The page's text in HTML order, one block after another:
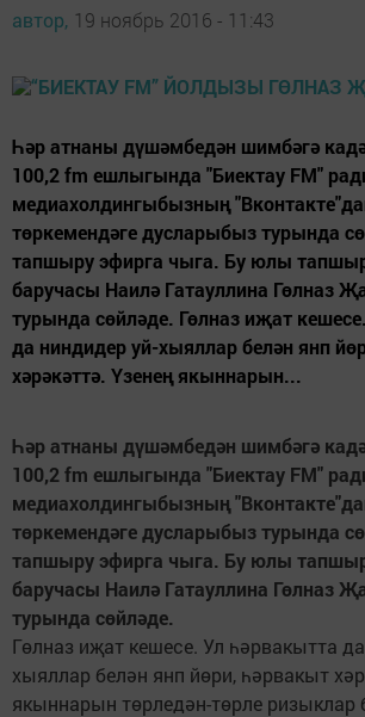
автор, 19 ноябрь 2016 - 11:43
Һәр атнаны дүшәмбедән шимбәгә
100,2 fm ешлыгында "Биектау FM"
медиахолдингыбызның
төркемендәге дусларыбыз турында
тапшыру эфирга чыга. Бу юлы
баручасы Наилә Гатауллина Гөлназ
турында сөйләде. Гөлназ иҗат
да ниндидер уй-хыяллар белән янп
хәрәкәттә. Үзенең якыннарын...
Һәр атнаны дүшәмбедән шимбәгә
100,2 fm ешлыгында "Биектау FM"
медиахолдингыбызның
төркемендәге дусларыбыз турында
тапшыру эфирга чыга. Бу юлы
баручасы Наилә Гатауллина Гөлназ
турында сөйләде.
Гөлназ иҗат кешесе. Ул һәрвакытта
хыяллар белән янп йөри, һәрвакыт
якыннарын төрледән-төрле ризыклар